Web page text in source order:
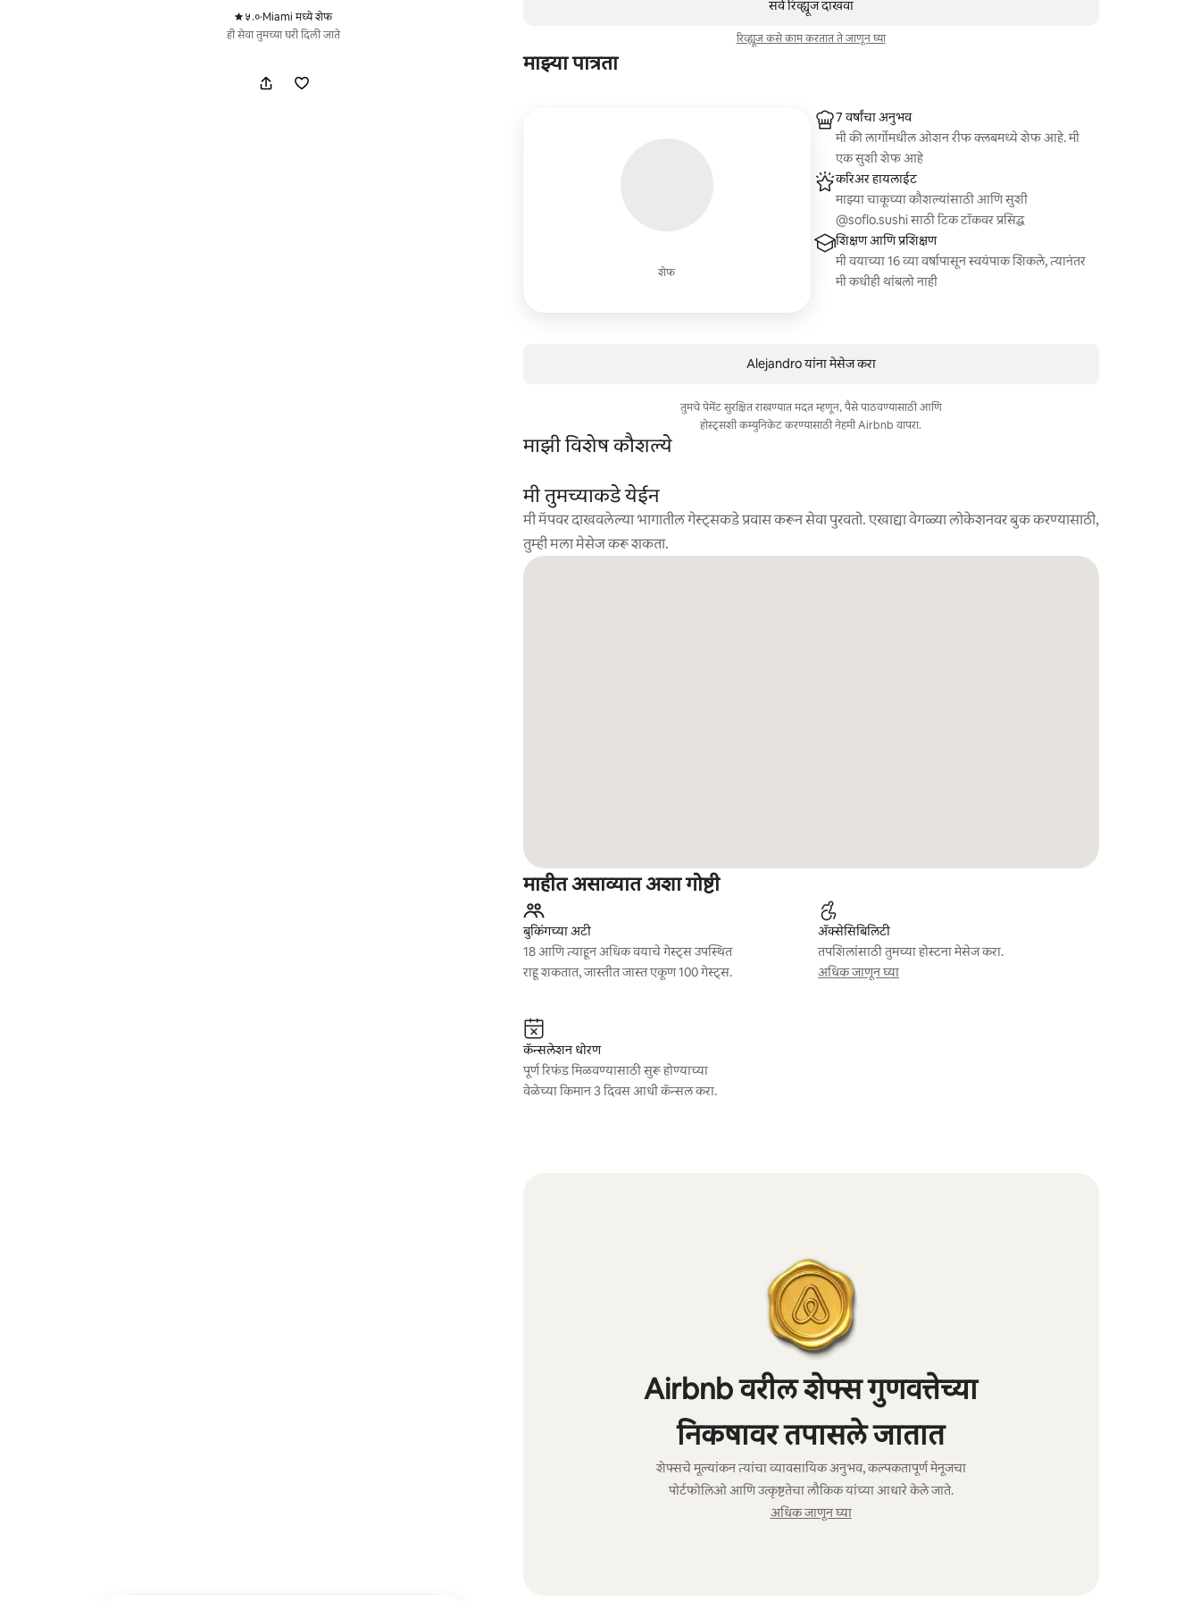
५.०
,
·Miami मध्ये शेफ
ही सेवा तुमच्या घरी दिली जाते
सर्व रिव्ह्यूज दाखवा
रिव्ह्यूज कसे काम करतात ते जाणून घ्या
माझ्या पात्रता
शेफ
7 वर्षांचा अनुभव
मी की लार्गोमधील ओशन रीफ क्लबमध्ये शेफ आहे. मी
एक सुशी शेफ आहे
करिअर हायलाईट
माझ्या चाकूच्या कौशल्यांसाठी आणि सुशी
@soflo.sushi साठी टिक टॉकवर प्रसिद्ध
शिक्षण आणि प्रशिक्षण
मी वयाच्या 16 व्या वर्षापासून स्वयंपाक शिकले, त्यानंतर
मी कधीही थांबलो नाही
Alejandro यांना मेसेज करा
तुमचे पेमेंट सुरक्षित राखण्यात मदत म्हणून, पैसे पाठवण्यासाठी आणि
होस्ट्सशी कम्युनिकेट करण्यासाठी नेहमी Airbnb वापरा.
माझी विशेष कौशल्ये
मी तुमच्याकडे येईन
मी मॅपवर दाखवलेल्या भागातील गेस्ट्सकडे प्रवास करून सेवा पुरवतो. एखाद्या वेगळ्या लोकेशनवर बुक करण्यासाठी,
तुम्ही मला मेसेज करू शकता.
माहीत असाव्यात अशा गोष्टी
बुकिंगच्या अटी
18 आणि त्याहून अधिक वयाचे गेस्ट्स उपस्थित
राहू शकतात, जास्तीत जास्त एकूण 100 गेस्ट्स.
ॲक्सेसिबिलिटी
तपशिलांसाठी तुमच्या होस्टना मेसेज करा.
अधिक जाणून घ्या
कॅन्सलेशन धोरण
पूर्ण रिफंड मिळवण्यासाठी सुरू होण्याच्या
वेळेच्या किमान 3 दिवस आधी कॅन्सल करा.
Airbnb वरील शेफ्स गुणवत्तेच्या
निकषावर तपासले जातात
शेफ्सचे मूल्यांकन त्यांचा व्यावसायिक अनुभव, कल्पकतापूर्ण मेनूजचा
पोर्टफोलिओ आणि उत्कृष्टतेचा लौकिक यांच्या आधारे केले जाते.
अधिक जाणून घ्या